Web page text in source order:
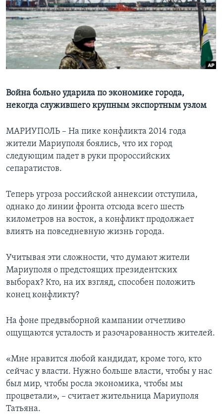
Learning English
СОЦИАЛЬНЫЕ СЕТИ
Языки
Война больно ударила по экономике города,
некогда служившего крупным экспортным узлом
МАРИУПОЛЬ – На пике конфликта 2014 года
жители Мариуполя боялись, что их город
следующим падет в руки пророссийских
сепаратистов.
Теперь угроза российской аннексии отступила,
однако до линии фронта отсюда всего шесть
километров на восток, а конфликт продолжает
влиять на повседневную жизнь города.
Учитывая эти сложности, что думают жители
Мариуполя о предстоящих президентских
выборах? Кто, на их взгляд, способен положить
конец конфликту?
На фоне предвыборной кампании отчетливо
ощущаются усталость и разочарованность жителей.
«Мне нравится любой кандидат, кроме того, кто
сейчас у власти. Нужно больше власти, чтобы у нас
был мир, чтобы росла экономика, чтобы мы
процветали», – считает жительница Мариуполя
Татьяна.